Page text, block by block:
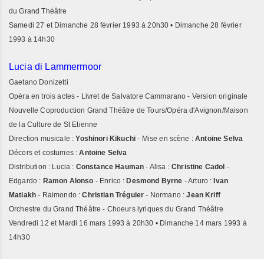
du Grand Théâtre
Samedi 27 et Dimanche 28 février 1993 à 20h30 • Dimanche 28 février
1993 à 14h30
Lucia di Lammermoor
Gaetano Donizetti
Opéra en trois actes - Livret de Salvatore Cammarano - Version originale
Nouvelle Coproduction Grand Théâtre de Tours/Opéra d'Avignon/Maison
de la Culture de St Etienne
Direction musicale : Yoshinori Kikuchi - Mise en scène :Antoine Selva
Décors et costumes : Antoine Selva
Distribution : Lucia : Constance Hauman - Alisa :Christine Cadol -
Edgardo : Ramon Alonso - Enrico : Desmond Byrne - Arturo : Ivan
Matiakh- Raimondo :Christian Tréguier- Normano :Jean Kriff
Orchestre du Grand Théâtre - Choeurs lyriques du Grand Théâtre
Vendredi 12 et Mardi 16 mars 1993 à 20h30 • Dimanche 14 mars 1993 à
14h30